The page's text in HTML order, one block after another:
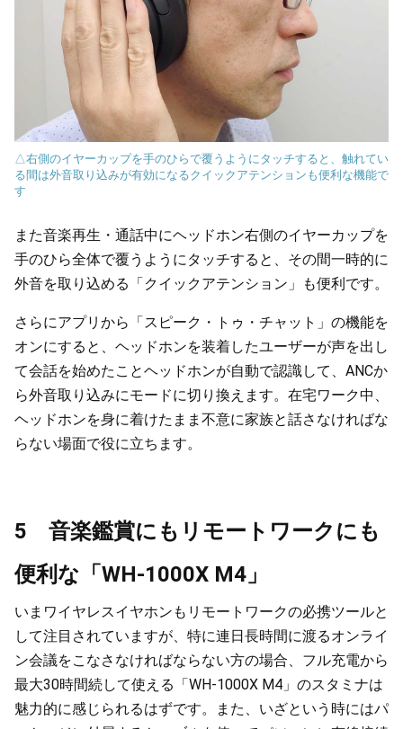
△右側のイヤーカップを手のひらで覆うようにタッチすると、触れてい
る間は外音取り込みが有効になるクイックアテンションも便利な機能で
す
また音楽再生・通話中にヘッドホン右側のイヤーカップを
手のひら全体で覆うようにタッチすると、その間一時的に
外音を取り込める「クイックアテンション」も便利です。
さらにアプリから「スピーク・トゥ・チャット」の機能を
オンにすると、ヘッドホンを装着したユーザーが声を出し
て会話を始めたことヘッドホンが自動で認識して、ANCか
ら外音取り込みにモードに切り換えます。在宅ワーク中、
ヘッドホンを身に着けたまま不意に家族と話さなければな
らない場面で役に立ちます。
5 音楽鑑賞にもリモートワークにも
便利な「WH-1000X M4」
いまワイヤレスイヤホンもリモートワークの必携ツールと
して注目されていますが、特に連日長時間に渡るオンライ
ン会議をこなさなければならない方の場合、フル充電から
最大30時間続して使える「WH-1000X M4」のスタミナは
魅力的に感じられるはずです。また、いざという時にはパ